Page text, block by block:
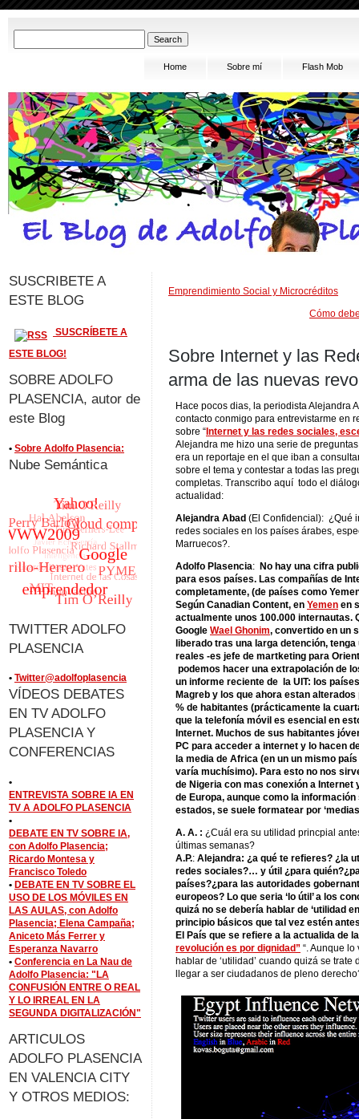
Home Sobre mí Flash Mob
Emprendimiento Social y Microcréditos
Cómo
Sobre Internet y las
arma de las nuevas
Hace pocos dias, la periodista Alejandra
contacto conmigo para entrevistarme en
sobre “ Internet y las redes sociales,
Alejandra me hizo una serie de
era un reportaje en el que iban a
sobre el tema y contestar a todas las
completas. Transcribo aquí todo el
actualidad:
Alejandra Abad (El Confidencial): ¿Qué
redes sociales en los países árabes,
Marruecos?.
Adolfo Plasencia: No hay una cifra
para esos países. Las compañías de
completamente, (de países como
Según Canadian Content, en Yemen en
actualmente unos 100.000 internautas.
Google Wael Ghonim, convertido en un
liberado tras una larga detención,
reales -es jefe de martketing para
podemos hacer una extrapolación de
un informe reciente de la UIT: los
Magreb y los que ahora estan
% de habitantes (prácticamente la
que la telefonía móvil es esencial en
Internet. Muchos de sus habitantes
PC para acceder a internet y lo hacen
la media de Africa (en un un mismo
varía muchísimo). Para esto no nos
de Nigeria con mas conexión a Internet
de Europa, aunque como la
estados, se suele formatear por
A. A. : ¿Cuál era su utilidad princpial
últimas semanas?
A.P.: Alejandra: ¿a qué te refieres? ¿la
redes sociales?… y útil ¿para
países?¿para las autoridades
europeos? Lo que seria ‘lo útil’ a los
quizá no se debería hablar de ‘utilidad
principio básicos que tal vez estén
El País que se refiere a la actualida de
revolución es por dignidad” “. Aunque
hablar de ‘utilidad’ cuando quizá se
llegar a ser ciudadanos de pleno
SUSCRIBETE A
ESTE BLOG
SUSCRÍBETE A
ESTE BLOG!
SOBRE ADOLFO
PLASENCIA, autor de
este Blog
• Sobre Adolfo Plasencia:
Nube Semántica
TWITTER ADOLFO
PLASENCIA
• Twitter@adolfoplasencia
VÍDEOS DEBATES
EN TV ADOLFO
PLASENCIA Y
CONFERENCIAS
•
ENTREVISTA SOBRE IA EN
TV A ADOLFO PLASENCIA
•
DEBATE EN TV SOBRE IA,
con Adolfo Plasencia;
Ricardo Montesa y
Francisco Toledo
• DEBATE EN TV SOBRE EL
USO DE LOS MÓVILES EN
LAS AULAS, con Adolfo
Plasencia; Elena Campaña;
Aniceto Más Ferrer y
Esperanza Navarro
• Conferencia en La Nau de
Adolfo Plasencia: "LA
CONFUSIÓN ENTRE O REAL
Y LO IRREAL EN LA
SEGUNDA DIGITALIZACIÓN"
ARTICULOS
ADOLFO PLASENCIA
EN VALENCIA CITY
Y OTROS MEDIOS: